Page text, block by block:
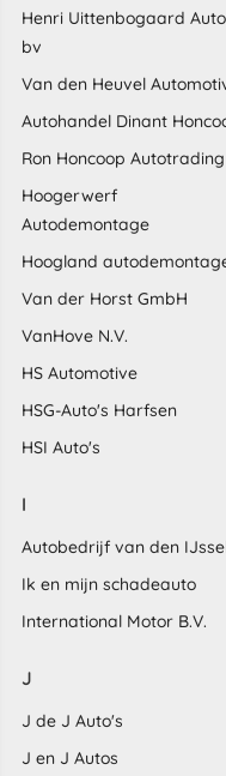
Henri Uittenbogaard
bv
Van den Heuvel
Autohandel Dinant
Ron Honcoop Autotrading
Hoogerwerf
Autodemontage
Hoogland
Van der Horst GmbH
VanHove N.V.
HS Automotive
HSG-Auto's Harfsen
HSI Auto's
I
Autobedrijf van den
Ik en mijn schadeauto
International Motor B.V.
J
J de J Auto's
J en J Autos